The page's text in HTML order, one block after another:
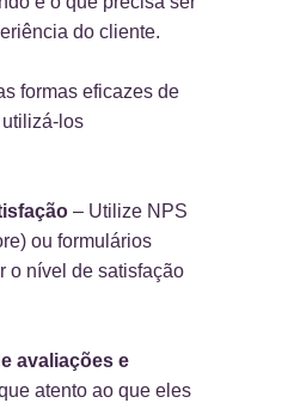
do cliente.
formas eficazes de
los
– Utilize NPS
ou formulários
o nível de satisfação
avaliações e
atento ao que eles